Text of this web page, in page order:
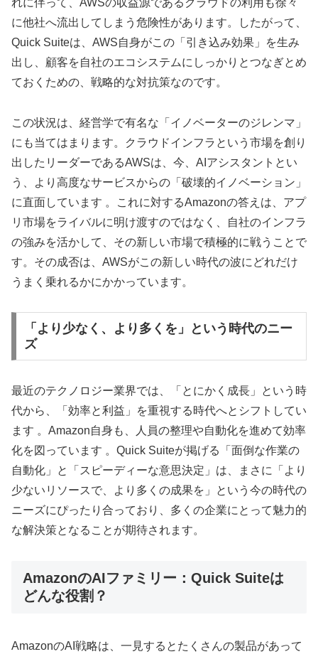
に他社へ流出してしまう危険性があります。したがって、
Quick Suiteは、AWS自身がこの「引き込み効果」を生み
出し、顧客を自社のエコシステムにしっかりとつなぎとめ
ておくための、戦略的な対抗策なのです。
この状況は、経営学で有名な「イノベーターのジレンマ」
にも当てはまります。クラウドインフラという市場を創り
出したリーダーであるAWSは、今、AIアシスタントとい
う、より高度なサービスからの「破壊的イノベーション」
に直面しています 。これに対するAmazonの答えは、アプ
リ市場をライバルに明け渡すのではなく、自社のインフラ
の強みを活かして、その新しい市場で積極的に戦うことで
す。その成否は、AWSがこの新しい時代の波にどれだけ
うまく乗れるかにかかっています。
「より少なく、より多くを」という時代のニー
ズ
最近のテクノロジー業界では、「とにかく成長」という時
代から、「効率と利益」を重視する時代へとシフトしてい
ます 。Amazon自身も、人員の整理や自動化を進めて効率
化を図っています 。Quick Suiteが掲げる「面倒な作業の
自動化」と「スピーディーな意思決定」は、まさに「より
少ないリソースで、より多くの成果を」という今の時代の
ニーズにぴったり合っており、多くの企業にとって魅力的
な解決策となることが期待されます。
AmazonのAIファミリー：Quick Suiteは
どんな役割？
AmazonのAI戦略は、一見するとたくさんの製品があって